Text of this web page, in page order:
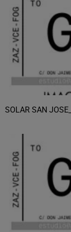
SOLAR SAN